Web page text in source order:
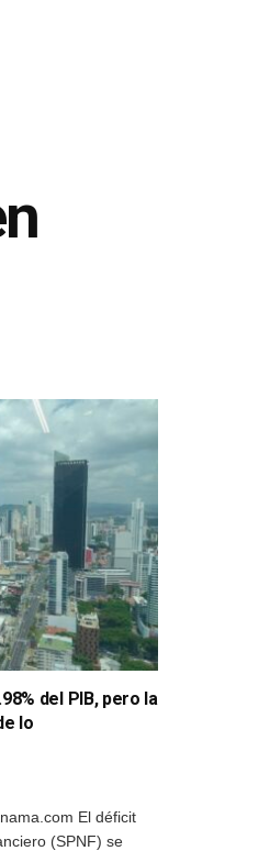
del PIB, pero la
lo
El déficit
(SPNF) se